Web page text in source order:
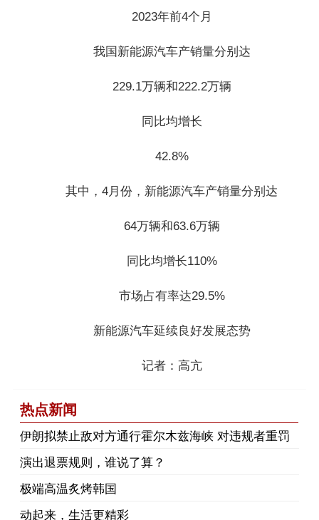
2023年前4个月
我国新能源汽车产销量分别达
229.1万辆和222.2万辆
同比均增长
42.8%
其中，4月份，新能源汽车产销量分别达
64万辆和63.6万辆
同比均增长110%
市场占有率达29.5%
新能源汽车延续良好发展态势
记者：高亢
热点新闻
伊朗拟禁止敌对方通行霍尔木兹海峡 对违规者重罚
演出退票规则，谁说了算？
极端高温炙烤韩国
动起来，生活更精彩